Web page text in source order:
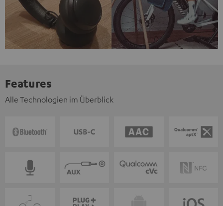
Features
Alle Technologien im Überblick